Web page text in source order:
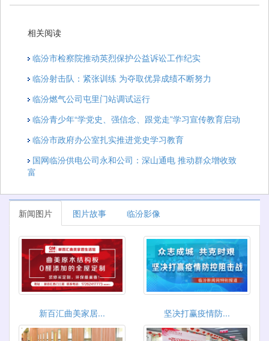
相关阅读
临汾市检察院推动英烈保护公益诉讼工作纪实
临汾射击队：紧张训练 为夺取优异成绩不断努力
临汾燃气公司屯里门站调试运行
临汾青少年“学党史、强信念、跟党走”学习宣传教育启动
临汾市政府办公室扎实推进党史学习教育
国网临汾供电公司永和公司：深山通电 推动群众增收致
富
新闻图片 图片故事 临汾影像
新百汇曲美家居... 坚决打赢疫情防...